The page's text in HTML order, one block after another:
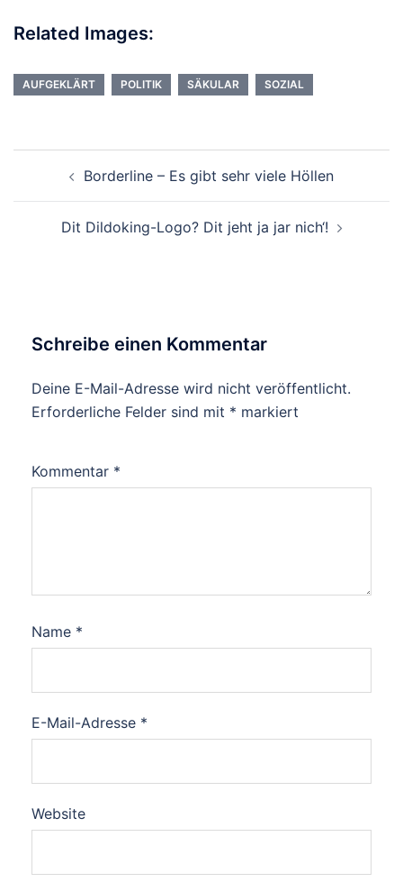
Related Images:
AUFGEKLÄRT POLITIK SÄKULAR SOZIAL
Borderline – Es gibt sehr viele Höllen
Dit Dildoking-Logo? Dit jeht ja jar nich‘!
Schreibe einen Kommentar
Deine E-Mail-Adresse wird nicht veröffentlicht.
Erforderliche Felder sind mit * markiert
Kommentar *
Name *
E-Mail-Adresse *
Website